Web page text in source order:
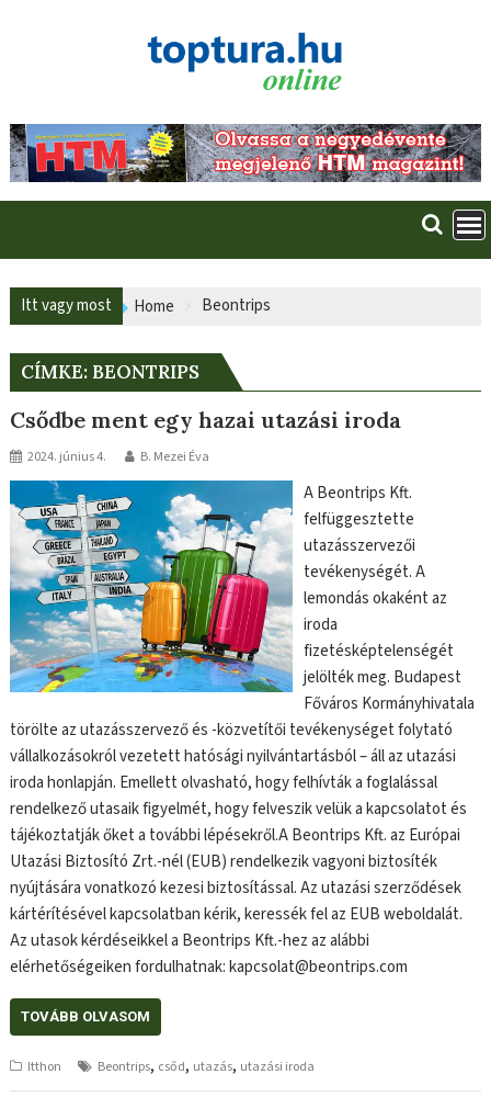
Itt vagy most Home Beontrips
CÍMKE: BEONTRIPS
Csődbe ment egy hazai utazási iroda
2024. június 4. B. Mezei Éva
A Beontrips Kft.
felfüggesztette
utazásszervezői
tevékenységét. A
lemondás okaként az
iroda
fizetésképtelenségét
jelölték meg. Budapest
Főváros Kormányhivatala
törölte az utazásszervező és -közvetítői tevékenységet folytató
vállalkozásokról vezetett hatósági nyilvántartásból – áll az utazási
iroda honlapján. Emellett olvasható, hogy felhívták a foglalással
rendelkező utasaik figyelmét, hogy felveszik velük a kapcsolatot és
tájékoztatják őket a további lépésekről.A Beontrips Kft. az Európai
Utazási Biztosító Zrt.-nél (EUB) rendelkezik vagyoni biztosíték
nyújtására vonatkozó kezesi biztosítással. Az utazási szerződések
kártérítésével kapcsolatban kérik, keressék fel az EUB weboldalát.
Az utasok kérdéseikkel a Beontrips Kft.-hez az alábbi
elérhetőségeiken fordulhatnak: kapcsolat@beontrips.com
TOVÁBB OLVASOM
Itthon Beontrips, csőd, utazás, utazási iroda